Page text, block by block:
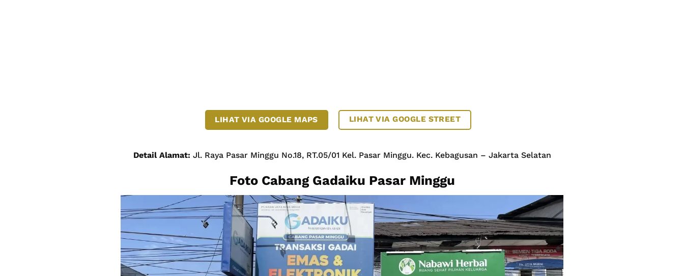
LIHAT VIA GOOGLE MAPS LIHAT VIA GOOGLE STREET
Detail Alamat: Jl. Raya Pasar Minggu No.18, RT.05/01 Kel. Pasar Minggu. Kec. Kebagusan – Jakarta Selatan
Foto Cabang Gadaiku Pasar Minggu